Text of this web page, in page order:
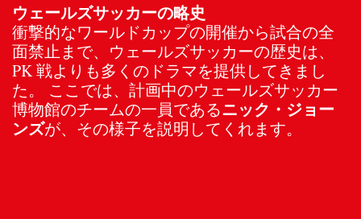
ウェールズサッカーの略史
衝撃的なワールドカップの開催から試合の全
面禁止まで、ウェールズサッカーの歴史は、
PK 戦よりも多くのドラマを提供してきまし
た。 ここでは、計画中のウェールズサッカー
博物館のチームの一員であるニック・ジョー
ンズが、その様子を説明してくれます。